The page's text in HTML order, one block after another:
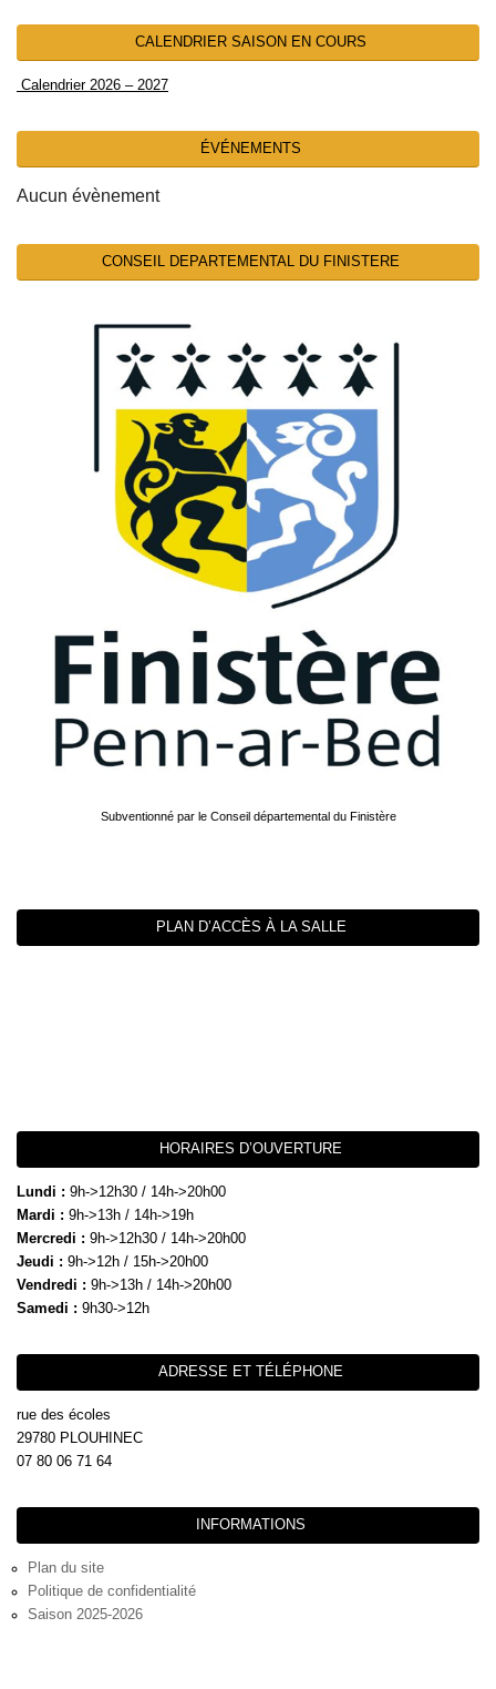
CALENDRIER SAISON EN COURS
Calendrier 2026 – 2027
ÉVÉNEMENTS
Aucun évènement
CONSEIL DEPARTEMENTAL DU FINISTERE
Subventionné par le Conseil départemental du Finistère
PLAN D’ACCÈS À LA SALLE
HORAIRES D’OUVERTURE
Lundi : 9h->12h30 / 14h->20h00
Mardi : 9h->13h / 14h->19h
Mercredi : 9h->12h30 / 14h->20h00
Jeudi : 9h->12h / 15h->20h00
Vendredi : 9h->13h / 14h->20h00
Samedi : 9h30->12h
ADRESSE ET TÉLÉPHONE
rue des écoles
29780 PLOUHINEC
07 80 06 71 64
INFORMATIONS
Plan du site
Politique de confidentialité
Saison 2025-2026